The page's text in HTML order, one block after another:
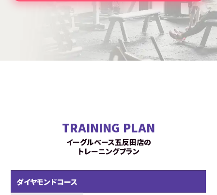
TRAINING PLAN
イーグルベース五反田店の
トレーニングプラン
ダイヤモンドコース